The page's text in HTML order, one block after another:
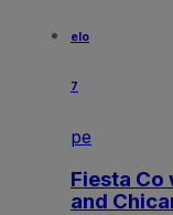
elo
7
pe
Fiesta Co
and